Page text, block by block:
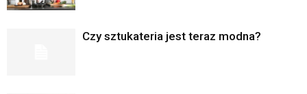
Czy sztukateria jest teraz modna?